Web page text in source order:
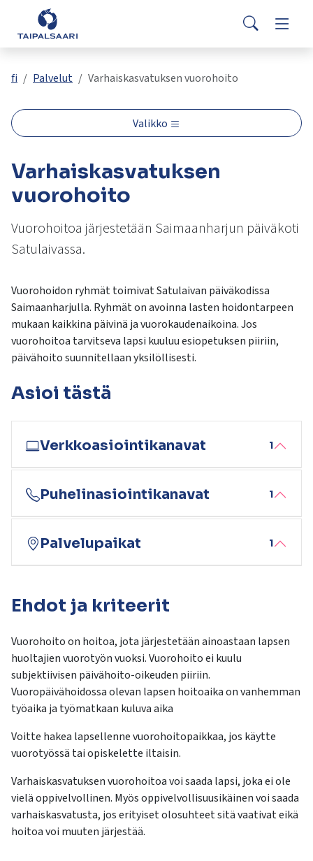
Siirry pääsisältöön
Palaute
Yhteystiedot
Search
Valitse
oleva
ylös-
ja
Siirry
valittuun
hakutulokseen
enteriä.
Kosketuslaitteiden
voivat
käyttää
kosketus-
pyyhkäisyliikkeitä.
Asuminen ja rakentaminen
Opetus ja kasvatus
Hyvinvointi ja terveys
Kulttuuri ja vapaa-aika
Kunta ja päätöksenteko
Työ ja yrittäminen
fi Palvelut Varhaiskasvatuksen vuorohoito
Valikko
Varhaiskasvatuksen
vuorohoito
Vuorohoitoa järjestetään Saimaanharjun päiväkoti
Satulaivassa.
Vuorohoidon ryhmät toimivat Satulaivan päiväkodissa
Saimaanharjulla. Ryhmät on avoinna lasten hoidontarpeen
mukaan kaikkina päivinä ja vuorokaudenaikoina. Jos
vuorohoitoa tarvitseva lapsi kuuluu esiopetuksen piiriin,
päivähoito suunnitellaan yksilöllisesti.
Asioi tästä
Verkkoasiointikanavat 1
Puhelinasiointikanavat 1
Palvelupaikat 1
Ehdot ja kriteerit
Vuorohoito on hoitoa, jota järjestetään ainoastaan lapsen
huoltajien vuorotyön vuoksi. Vuorohoito ei kuulu
subjektiivisen päivähoito-oikeuden piiriin.
Vuoropäivähoidossa olevan lapsen hoitoaika on vanhemman
työaika ja työmatkaan kuluva aika
Voitte hakea lapsellenne vuorohoitopaikkaa, jos käytte
vuorotyössä tai opiskelette iltaisin.
Varhaiskasvatuksen vuorohoitoa voi saada lapsi, joka ei ole
vielä oppivelvollinen. Myös oppivelvollisuusikäinen voi saada
varhaiskasvatusta, jos erityiset olosuhteet sitä vaativat eikä
hoitoa voi muuten järjestää.